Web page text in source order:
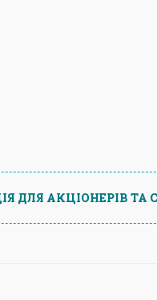
ДЛЯ АКЦIОНЕРIВ ТА